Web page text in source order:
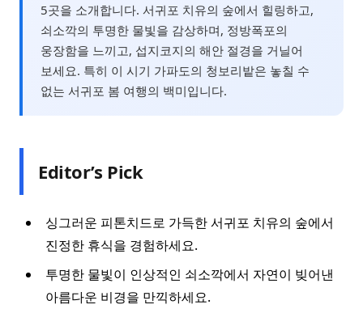
5곳을 소개합니다. 서귀포 치유의 숲에서 힐링하고,
쇠소깍의 투명한 물빛을 감상하며, 정방폭포의
웅장함을 느끼고, 섭지코지의 해안 절경을 거닐어
보세요. 특히 이 시기 가파도의 청보리밭은 놓칠 수
없는 서귀포 봄 여행의 백미입니다.
Editor’s Pick
싱그러운 피톤치드로 가득한 서귀포 치유의 숲에서
진정한 휴식을 경험하세요.
투명한 물빛이 인상적인 쇠소깍에서 자연이 빚어낸
아름다운 비경을 만끽하세요.